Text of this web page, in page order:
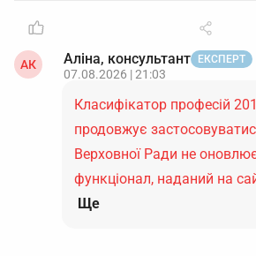
АК Аліна, консультант ЕКСПЕРТ
07.08.2026 | 21:03
Класифікатор професій
продовжує
Верховної Ради не
функціонал, наданий на
Ще